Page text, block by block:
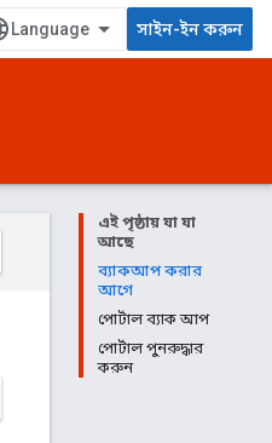
সাইন-ইন করুন
এই পৃষ্ঠায় যা যা
আছে
ব্যাকআপ করার
আগে
পোর্টাল ব্যাক আপ
পোর্টাল পুনরুদ্ধার
করুন